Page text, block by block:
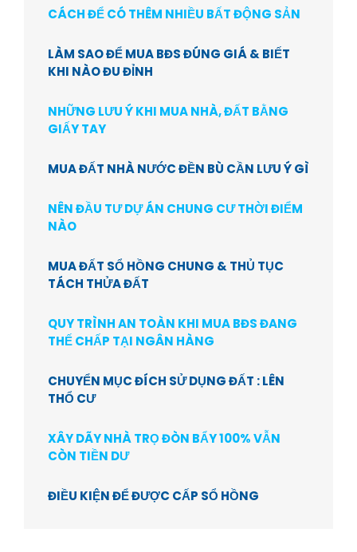
CÁCH ĐỂ CÓ THÊM NHIỀU BẤT ĐỘNG SẢN
LÀM SAO ĐỂ MUA BĐS ĐÚNG GIÁ & BIẾT
KHI NÀO ĐU ĐỈNH
NHỮNG LƯU Ý KHI MUA NHÀ, ĐẤT BẰNG
GIẤY TAY
MUA ĐẤT NHÀ NƯỚC ĐỀN BÙ CẦN LƯU Ý GÌ
NÊN ĐẦU TƯ DỰ ÁN CHUNG CƯ THỜI ĐIỂM
NÀO
MUA ĐẤT SỔ HỒNG CHUNG & THỦ TỤC
TÁCH THỬA ĐẤT
QUY TRÌNH AN TOÀN KHI MUA BĐS ĐANG
THẾ CHẤP TẠI NGÂN HÀNG
CHUYỂN MỤC ĐÍCH SỬ DỤNG ĐẤT : LÊN
THỔ CƯ
XÂY DÃY NHÀ TRỌ ĐÒN BẨY 100% VẪN
CÒN TIỀN DƯ
ĐIỀU KIỆN ĐỂ ĐƯỢC CẤP SỔ HỒNG